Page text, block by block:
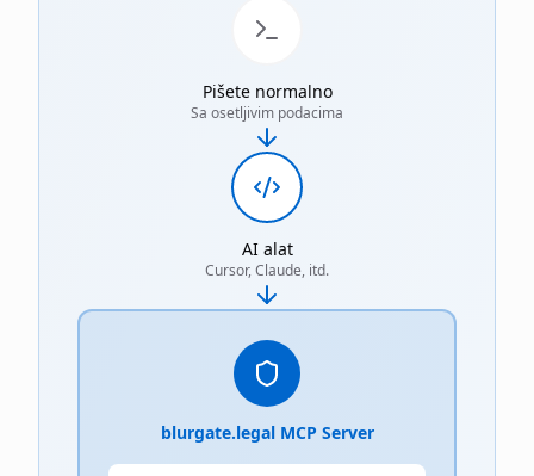
Pišete normalno
Sa osetljivim podacima
AI alat
Cursor, Claude, itd.
blurgate.legal MCP Server